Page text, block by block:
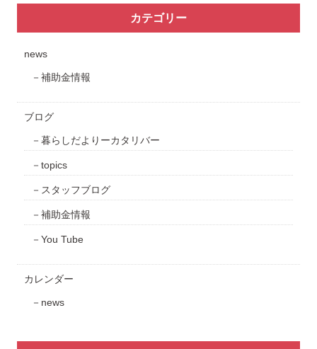
カテゴリー
news
補助金情報
ブログ
暮らしだよりーカタリバー
topics
スタッフブログ
補助金情報
You Tube
カレンダー
news